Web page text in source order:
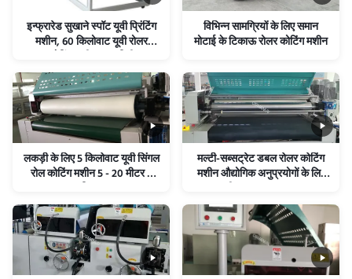
इन्फ्रारेड सुखाने स्पॉट यूवी प्रिंटिंग
मशीन, 60 किलोवाट यूवी रोलर
कोटिंग मशीन 620 मिमी
विभिन्न सामग्रियों के लिए समान
मोटाई के टिकाऊ रोलर कोटिंग मशीन
लकड़ी के लिए 5 किलोवाट यूवी सिंगल
रोल कोटिंग मशीन 5 - 20 मीटर /
मिनट
मल्टी-सब्सट्रेट डबल रोलर कोटिंग
मशीन औद्योगिक अनुप्रयोगों के लिए
बहुमुखी सतह उपचार उपकरण